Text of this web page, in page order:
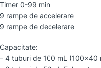
Timer 0-99 min
9 rampe de accelerare
9 rampe de decelerare
Capacitate:
– 4 tuburi de 100 mL (100×40